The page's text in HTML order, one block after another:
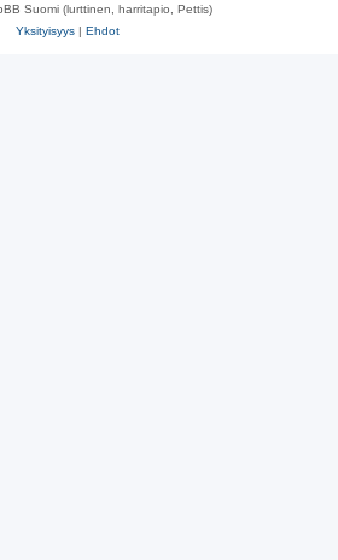
Suomi (lurttinen, harritapio, Pettis)
Yksityisyys | Ehdot